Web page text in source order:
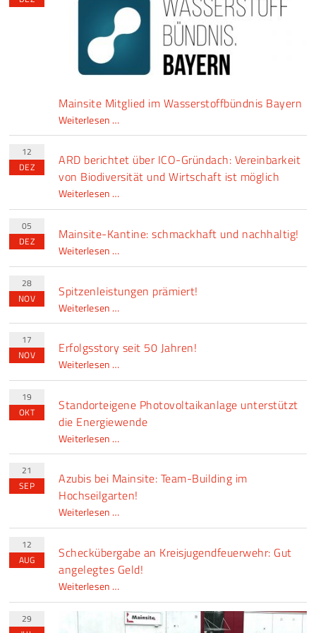
zu
Gast
Mainsite Mitglied im Wasserstoffbündnis Bayern
Weiterlesen …Mainsite
Mitglied
Wasserstoffbündnis
Bayern
12
DEZ
ARD berichtet über ICO-Gründach: Vereinbarkeit
von Biodiversität und Wirtschaft ist möglich
Weiterlesen …ARD
berichtet
ICO-
Gründach:
von
Biodiversität
und
ist
möglich
05
DEZ
Mainsite-Kantine: schmackhaft und nachhaltig!
Weiterlesen …Mainsite-
Kantine:
und
nachhaltig!
28
NOV
Spitzenleistungen prämiert!
Weiterlesen …Spitzenleistungen
prämiert!
17
NOV
Erfolgsstory seit 50 Jahren!
Weiterlesen …Erfolgsstory
seit
Jahren!
19
OKT
Standorteigene Photovoltaikanlage unterstützt
die Energiewende
Weiterlesen …Standorteigene
Photovoltaikanlage
die
Energiewende
21
SEP
Azubis bei Mainsite: Team-Building im
Hochseilgarten!
Weiterlesen …Azubis
bei
Team-
Building
im
Hochseilgarten!
12
AUG
Scheckübergabe an Kreisjugendfeuerwehr: Gut
angelegtes Geld!
Weiterlesen …Scheckübergabe
an
Kreisjugendfeuerwehr:
29